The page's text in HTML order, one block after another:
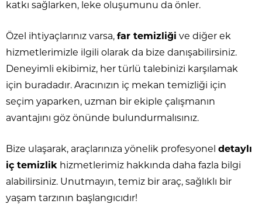
katkı sağlarken, leke oluşumunu da önler.
Özel ihtiyaçlarınız varsa, far temizliği ve diğer ek
hizmetlerimizle ilgili olarak da bize danışabilirsiniz.
Deneyimli ekibimiz, her türlü talebinizi karşılamak
için buradadır. Aracınızın iç mekan temizliği için
seçim yaparken, uzman bir ekiple çalışmanın
avantajını göz önünde bulundurmalısınız.
Bize ulaşarak, araçlarınıza yönelik profesyonel detaylı
iç temizlik hizmetlerimiz hakkında daha fazla bilgi
alabilirsiniz. Unutmayın, temiz bir araç, sağlıklı bir
yaşam tarzının başlangıcıdır!